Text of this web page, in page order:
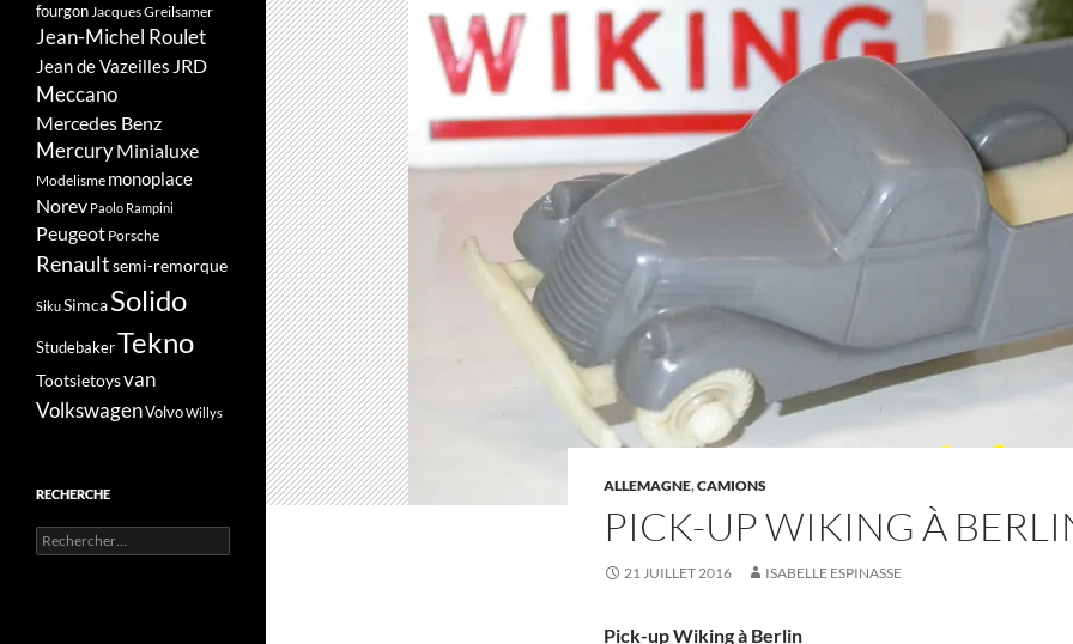
ALLEMAGNE,CAMIONS
PICK-UP WIKING À
21 JUILLET 2016 ISABELLE ESPINASSE
Pick-up Wiking à Berlin
fourgonJacques Greilsamer
Jean-Michel Roulet
Jean de Vazeilles JRD
Meccano
Mercedes Benz
MercuryMinialuxe
Modelisme monoplace
Norev Paolo Rampini
Peugeot Porsche
Renaultsemi-remorque
SikuSimcaSolido
StudebakerTekno
Tootsietoysvan
VolkswagenVolvoWillys
RECHERCHE
Rechercher :